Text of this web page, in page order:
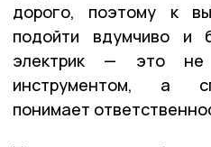
дорого, поэтому к
подойти вдумчиво и
электрик — это не
инструментом, а
понимает